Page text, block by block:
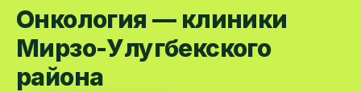
Онкология — клиники
Мирзо-Улугбекского
района